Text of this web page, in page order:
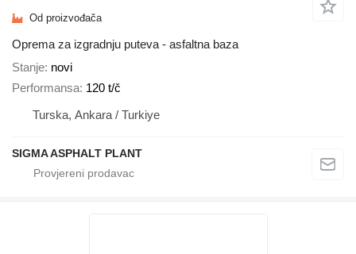
Od proizvođača
Oprema za izgradnju puteva - asfaltna baza
Stanje novi
Performansa 120 t/č
Turska, Ankara / Turkiye
SIGMA ASPHALT PLANT